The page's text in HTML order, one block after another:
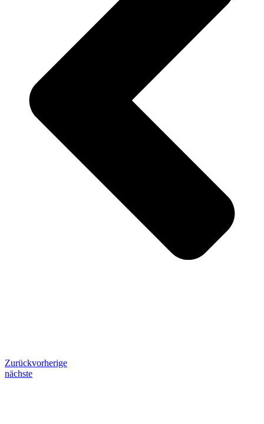
Zurückvorherige
nächste